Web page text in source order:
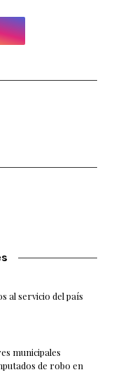
al servicio del país
municipales
de robo en